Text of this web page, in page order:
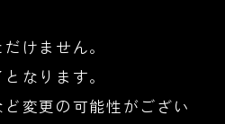
けません。
なります。
変更の可能性がござい